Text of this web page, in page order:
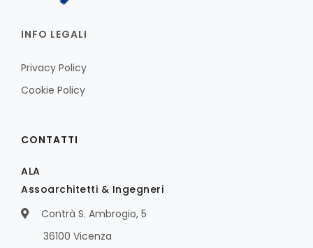
INFO LEGALI
Privacy Policy
Cookie Policy
CONTATTI
ALA
Assoarchitetti & Ingegneri
Contrà S. Ambrogio, 5
36100 Vicenza